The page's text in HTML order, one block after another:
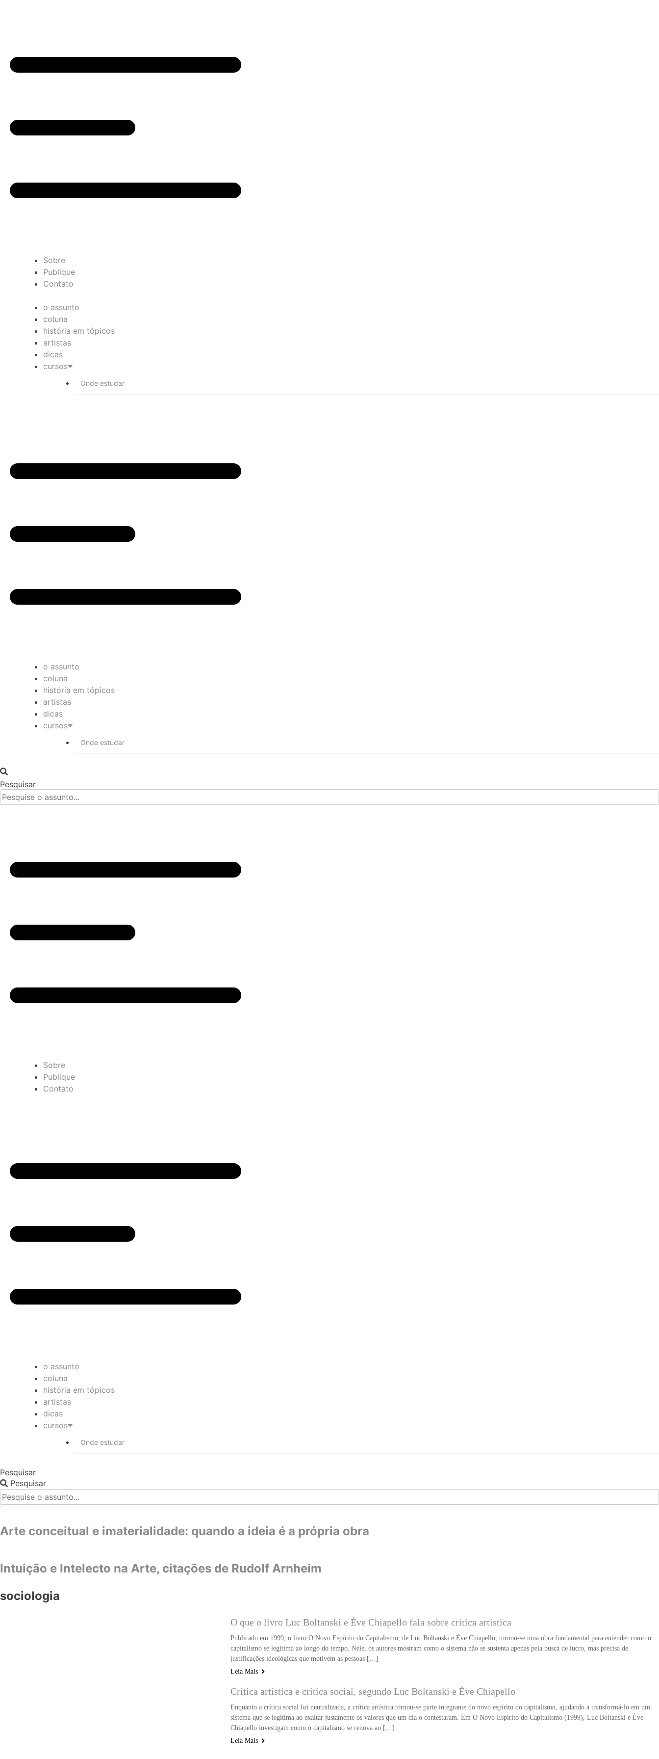
Sobre
Publique
Contato
o assunto
coluna
história em tópicos
artistas
dicas
cursos
Onde estudar
o assunto
coluna
história em tópicos
artistas
dicas
cursos
Onde estudar
Pesquisar
Sobre
Publique
Contato
o assunto
coluna
história em tópicos
artistas
dicas
cursos
Onde estudar
Pesquisar
Pesquisar
Arte conceitual e imaterialidade: quando a ideia é a própria obra
Intuição e Intelecto na Arte, citações de Rudolf Arnheim
sociologia
O que o livro Luc Boltanski e Ève Chiapello fala sobre crítica artística
Publicado em 1999, o livro O Novo Espírito do Capitalismo, de Luc Boltanski e Ève Chiapello, tornou-se uma obra fundamental para entender como o
capitalismo se legitima ao longo do tempo. Nele, os autores mostram como o sistema não se sustenta apenas pela busca de lucro, mas precisa de
justificações ideológicas que motivem as pessoas […]
Leia Mais
Crítica artística e crítica social, segundo Luc Boltanski e Ève Chiapello
Enquanto a crítica social foi neutralizada, a crítica artística tornou-se parte integrante do novo espírito do capitalismo, ajudando a transformá-lo em um
sistema que se legitima ao exaltar justamente os valores que um dia o contestaram. Em O Novo Espírito do Capitalismo (1999), Luc Boltanski e Ève
Chiapello investigam como o capitalismo se renova ao […]
Leia Mais